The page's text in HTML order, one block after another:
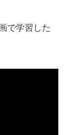
で学習した